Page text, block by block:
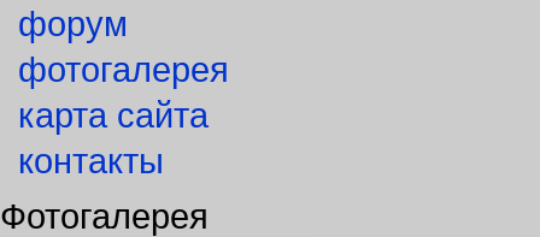
форум
фотогалерея
карта сайта
контакты
Фотогалерея